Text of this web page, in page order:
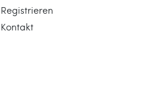
Registrieren
Kontakt